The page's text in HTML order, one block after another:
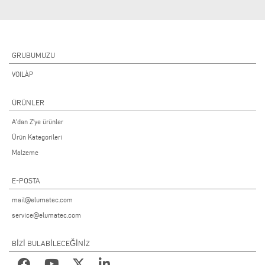
GRUBUMUZU
VOILÀP
ÜRÜNLER
A'dan Z'ye ürünler
Ürün Kategorileri
Malzeme
E-POSTA
mail@elumatec.com
service@elumatec.com
BİZİ BULABİLECEĞİNİZ